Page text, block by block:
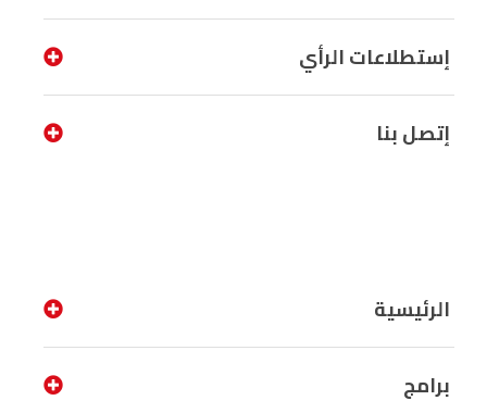
إستطلاعات الرأي
إتصل بنا
الرئيسية
برامج